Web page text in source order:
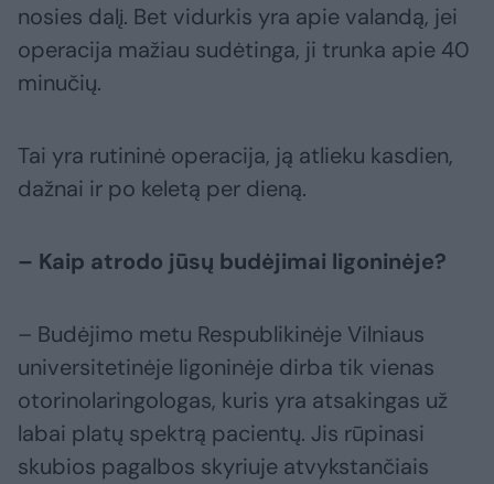
nosies dalį. Bet vidurkis yra apie valandą, jei
operacija mažiau sudėtinga, ji trunka apie 40
minučių.
Tai yra rutininė operacija, ją atlieku kasdien,
dažnai ir po keletą per dieną.
– Kaip atrodo jūsų budėjimai ligoninėje?
– Budėjimo metu Respublikinėje Vilniaus
universitetinėje ligoninėje dirba tik vienas
otorinolaringologas, kuris yra atsakingas už
labai platų spektrą pacientų. Jis rūpinasi
skubios pagalbos skyriuje atvykstančiais